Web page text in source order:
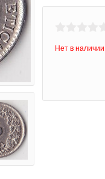
Нет в наличии